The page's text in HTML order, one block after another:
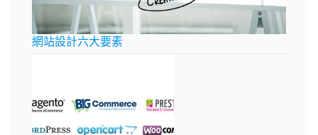
網站設計六大要素